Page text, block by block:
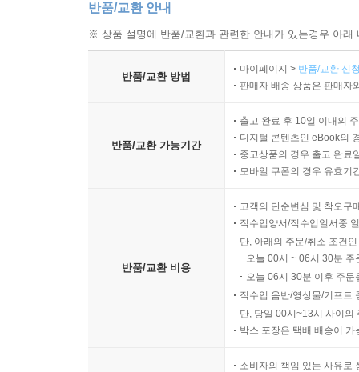
반품/교환 안내
※ 상품 설명에 반품/교환과 관련한 안내가 있는경우 아
반품/교환 방법
마이페이지 > 반품/교환 신
판매자 배송 상품은 판매자
반품/교환 가능기간
출고 완료 후 10일 이내의
디지털 콘텐츠인 eBook의
중고상품의 경우 출고 완료
모바일 쿠폰의 경우 유효기
반품/교환 비용
고객의 단순변심 및 착오구
직수입양서/직수입일서중
단, 아래의 주문/취소 조건
오늘 00시 ~ 06시 30분
오늘 06시 30분 이후 주
직수입 음반/영상물/기프트
단, 당일 00시~13시 사이의
박스 포장은 택배 배송이
소비자의 책임 있는 사유로